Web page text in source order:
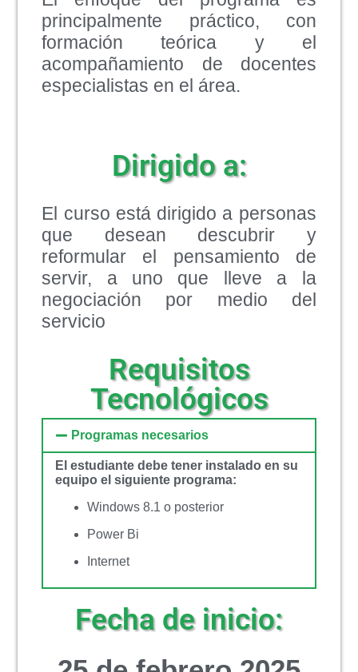
principalmente práctico, con
formación teórica y el
acompañamiento de docentes
especialistas en el área.
Dirigido a:
El curso está dirigido a personas
que desean descubrir y
reformular el pensamiento de
servir, a uno que lleve a la
negociación por medio del
servicio
Requisitos
Tecnológicos
Programas necesarios
El estudiante debe tener instalado en su
equipo el siguiente programa:
Windows 8.1 o posterior
Power Bi
Internet
Fecha de inicio: